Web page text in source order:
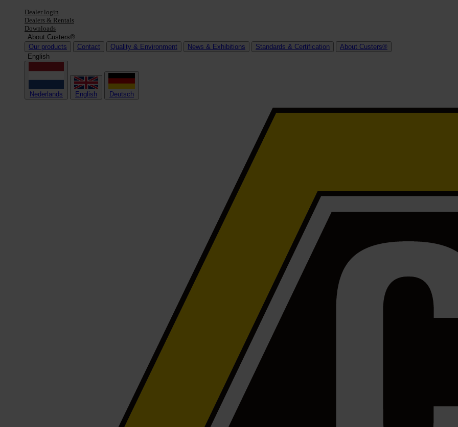
Dealer login
Dealers & Rentals
Downloads
About Custers®
Our products
Contact Quality & Environment News & Exhibitions Standards & Certification
About Custers®
English
Nederlands English Deutsch